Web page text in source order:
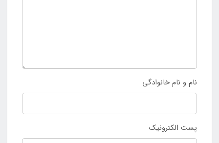
نام و نام خانوادگی
پست الکترونیک